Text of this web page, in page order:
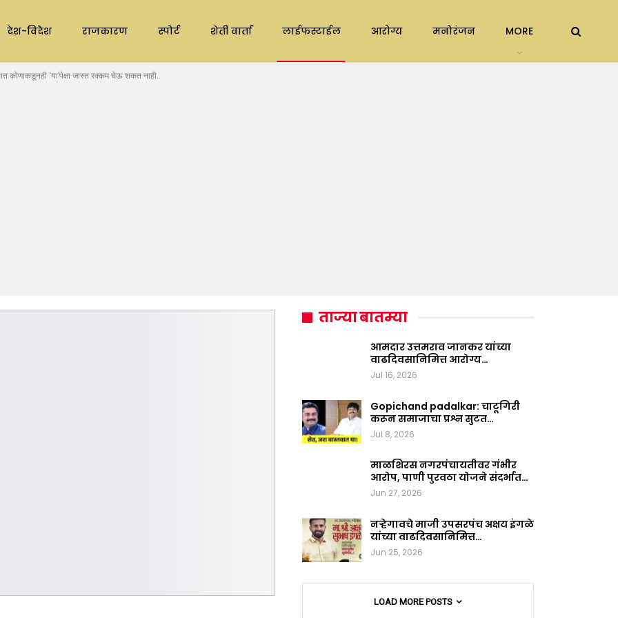
देश-विदेश राजकारण स्पोर्ट शेती वार्ता लाईफस्टाईल आरोग्य मनोरंजन MORE
‘या’पेक्षा जास्त रक्कम घेऊ शकत नाही..
ताज्या बातम्या
आमदार उत्तमराव जानकर यांच्या
वाढदिवसानिमित्त आरोग्य…
Jul 16, 2026
Gopichand padalkar: चाटूगिरी
करून समाजाचा प्रश्न सुटत…
Jul 8, 2026
माळशिरस नगरपंचायतीवर गंभीर
आरोप, पाणी पुरवठा योजने संदर्भात…
Jun 27, 2026
नऱ्हेगावचे माजी उपसरपंच अक्षय इंगळे
यांच्या वाढदिवसानिमित्त…
Jun 25, 2026
LOAD MORE POSTS